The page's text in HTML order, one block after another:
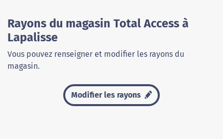
Rayons du magasin Total Access à
Lapalisse
Vous pouvez renseigner et modifier les rayons du
magasin.
Modifier les rayons